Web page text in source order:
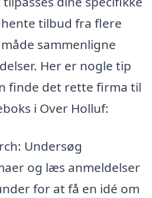
tilbud fra flere
sammenligne
Her er nogle tip
finde det rette firma til
i Over Holluf:
Undersøg
og læs anmeldelser
for at få en idé om